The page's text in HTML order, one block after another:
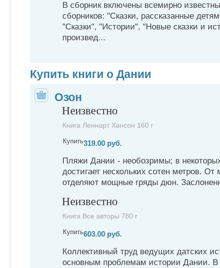
В сборник включены всемирно
сборников: "Сказки, рассказанные
"Сказки", "Истории", "Новые сказки и
произвед...
Купить книги о Дании
Озон
Неизвестно
Книга Леннарт Хансон 160 г
Купить319.00 руб.
Пляжи Дании - необозримы; в
достигает нескольких сотен метров. От
отделяют мощные гряды дюн.
Неизвестно
Книга Все авторы 780 г
Купить603.00 руб.
Коллективный труд ведущих датских
основным проблемам истории Дании. В